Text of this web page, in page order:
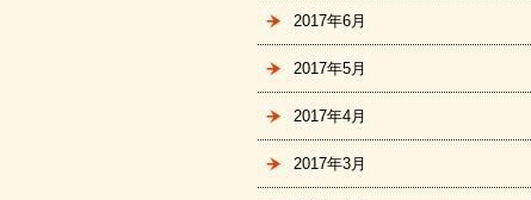
2017年6月
2017年5月
2017年4月
2017年3月